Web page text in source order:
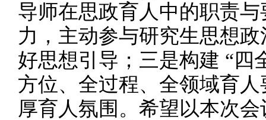
导师在思政育人中的职责
力，主动参与研究生思想
好思想引导；三是构建 “四
方位、全过程、全领域育
厚育人氛围。希望以本次